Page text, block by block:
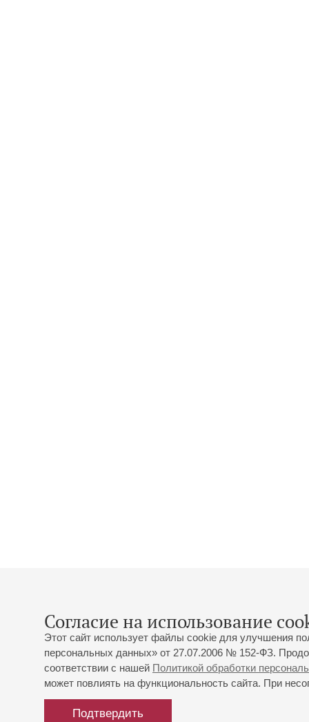
Согласие на использование
Этот сайт использует файлы cookie для улучшения
персональных данных» от 27.07.2006 № 152-ФЗ.
соответствии с нашей Политикой обработки
может повлиять на функциональность сайта. При
Подтвердить